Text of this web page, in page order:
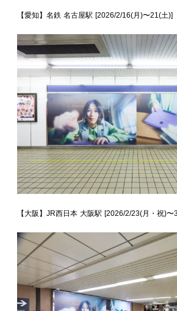
【愛知】名鉄 名古屋駅 [2026/2/16(月)〜21(土)]
【大阪】JR西日本 大阪駅 [2026/2/23(月・祝)〜